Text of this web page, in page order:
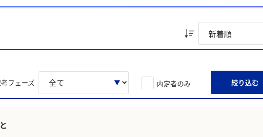
無
志望理由」や「学生時代に力を入れたこと」についてよく聞かれます。
内容への興味」、「成長環境」を主な理由としています。一方内定を辞退した学生は「他社
、「働き方や待遇」を主な理由としています。
フェーズ 内定者のみ 絞り込む